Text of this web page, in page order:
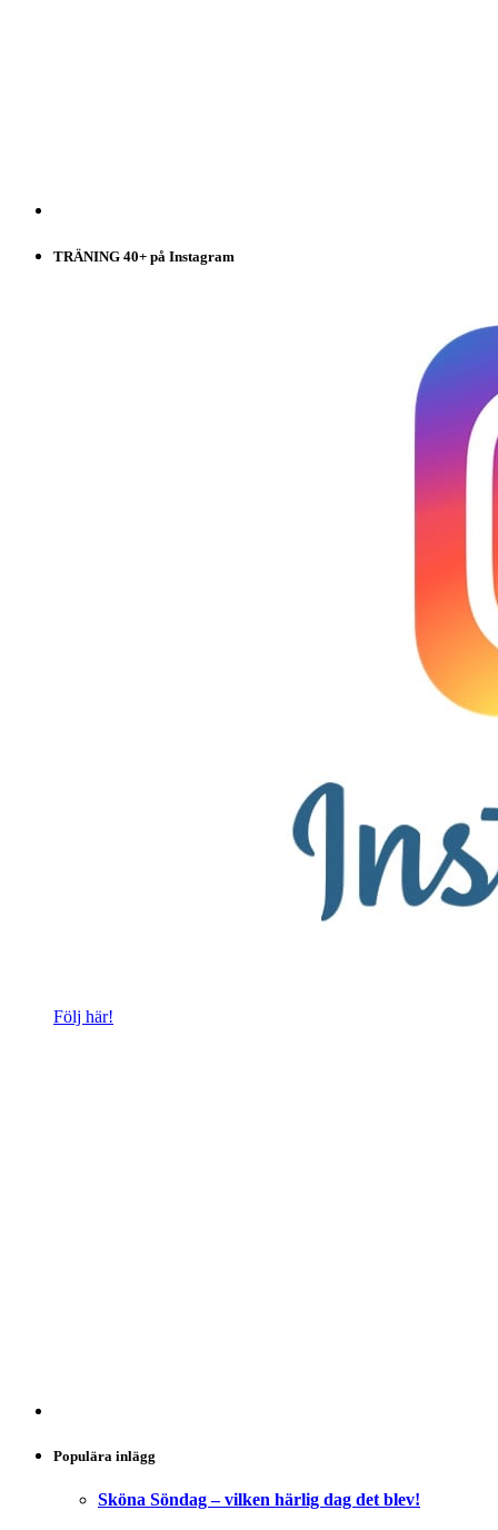
TRÄNING 40+ på Instagram
Följ här!
Populära inlägg
Sköna Söndag – vilken härlig dag det blev!